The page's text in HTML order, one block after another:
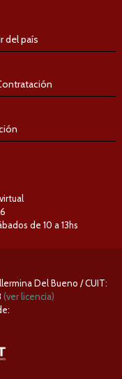
del país
de 10 a 13hs
Del Bueno / CUIT:
(ver licencia)